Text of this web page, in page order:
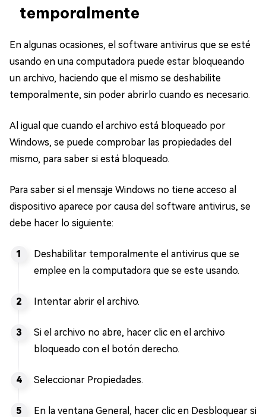
temporalmente
En algunas ocasiones, el software antivirus que se esté
usando en una computadora puede estar bloqueando
un archivo, haciendo que el mismo se deshabilite
temporalmente, sin poder abrirlo cuando es necesario.
Al igual que cuando el archivo está bloqueado por
Windows, se puede comprobar las propiedades del
mismo, para saber si está bloqueado.
Para saber si el mensaje Windows no tiene acceso al
dispositivo aparece por causa del software antivirus, se
debe hacer lo siguiente:
Deshabilitar temporalmente el antivirus que se
emplee en la computadora que se este usando.
Intentar abrir el archivo.
Si el archivo no abre, hacer clic en el archivo
bloqueado con el botón derecho.
Seleccionar Propiedades.
En la ventana General, hacer clic en Desbloquear si